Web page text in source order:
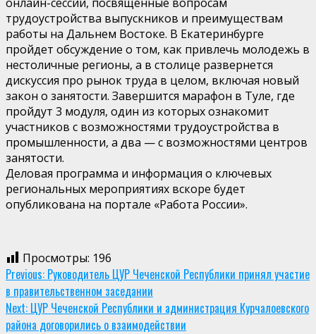
трудоустройства выпускников и преимуществам
работы на Дальнем Востоке. В Екатеринбурге
пройдет обсуждение о том, как привлечь молодежь в
нестоличные регионы, а в столице развернется
дискуссия про рынок труда в целом, включая новый
закон о занятости. Завершится марафон в Туле, где
пройдут 3 модуля, один из которых ознакомит
участников с возможностями трудоустройства в
промышленности, а два — с возможностями центров
занятости.
Деловая программа и информация о ключевых
региональных мероприятиях вскоре будет
опубликована на портале «Работа России».
Просмотры: 196
Continue
Reading
Previous: Руководитель ЦУР Чеченской Республики принял участие
в правительственном заседании
Next: ЦУР Чеченской Республики и администрация Курчалоевского
района договорились о взаимодействии